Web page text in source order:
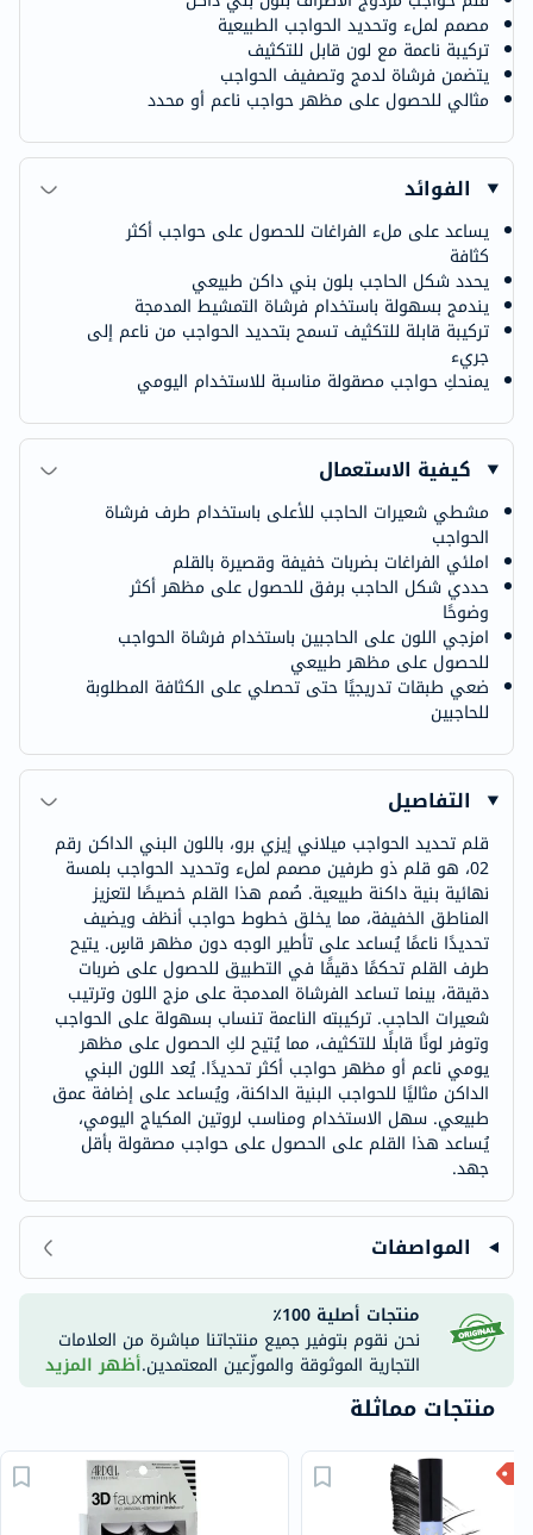
مصمم لملء وتحديد الحواجب الطبيعية
تركيبة ناعمة مع لون قابل للتكثيف
يتضمن فرشاة لدمج وتصفيف الحواجب
مثالي للحصول على مظهر حواجب ناعم أو محدد
الفوائد
يساعد على ملء الفراغات للحصول على حواجب أكثر
كثافة
يحدد شكل الحاجب بلون بني داكن طبيعي
يندمج بسهولة باستخدام فرشاة التمشيط المدمجة
تركيبة قابلة للتكثيف تسمح بتحديد الحواجب من ناعم إلى
جريء
يمنحكِ حواجب مصقولة مناسبة للاستخدام اليومي
كيفية الاستعمال
مشطي شعيرات الحاجب للأعلى باستخدام طرف فرشاة
الحواجب
املئي الفراغات بضربات خفيفة وقصيرة بالقلم
حددي شكل الحاجب برفق للحصول على مظهر أكثر
وضوحًا
امزجي اللون على الحاجبين باستخدام فرشاة الحواجب
للحصول على مظهر طبيعي
ضعي طبقات تدريجيًا حتى تحصلي على الكثافة المطلوبة
للحاجبين
التفاصيل
قلم تحديد الحواجب ميلاني إيزي برو، باللون البني الداكن رقم
02، هو قلم ذو طرفين مصمم لملء وتحديد الحواجب بلمسة
نهائية بنية داكنة طبيعية. صُمم هذا القلم خصيصًا لتعزيز
المناطق الخفيفة، مما يخلق خطوط حواجب أنظف ويضيف
تحديدًا ناعمًا يُساعد على تأطير الوجه دون مظهر قاسٍ. يتيح
طرف القلم تحكمًا دقيقًا في التطبيق للحصول على ضربات
دقيقة، بينما تساعد الفرشاة المدمجة على مزج اللون وترتيب
شعيرات الحاجب. تركيبته الناعمة تنساب بسهولة على الحواجب
وتوفر لونًا قابلًا للتكثيف، مما يُتيح لكِ الحصول على مظهر
يومي ناعم أو مظهر حواجب أكثر تحديدًا. يُعد اللون البني
الداكن مثاليًا للحواجب البنية الداكنة، ويُساعد على إضافة عمق
طبيعي. سهل الاستخدام ومناسب لروتين المكياج اليومي،
يُساعد هذا القلم على الحصول على حواجب مصقولة بأقل
جهد.
المواصفات
منتجات أصلية 100٪
نحن نقوم بتوفير جميع منتجاتنا مباشرة من العلامات
التجارية الموثوقة والموزّعين المعتمدين.أظهر المزيد
منتجات مماثلة